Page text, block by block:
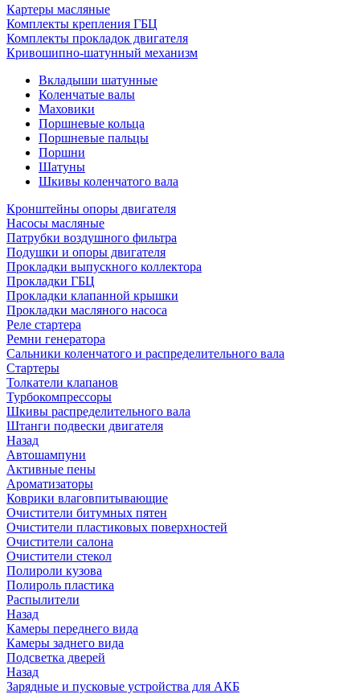
Картеры масляные
Комплекты крепления ГБЦ
Комплекты прокладок двигателя
Кривошипно-шатунный механизм
Вкладыши шатунные
Коленчатые валы
Маховики
Поршневые кольца
Поршневые пальцы
Поршни
Шатуны
Шкивы коленчатого вала
Кронштейны опоры двигателя
Насосы масляные
Патрубки воздушного фильтра
Подушки и опоры двигателя
Прокладки выпускного коллектора
Прокладки ГБЦ
Прокладки клапанной крышки
Прокладки масляного насоса
Реле стартера
Ремни генератора
Сальники коленчатого и распределительного вала
Стартеры
Толкатели клапанов
Турбокомпрессоры
Шкивы распределительного вала
Штанги подвески двигателя
Назад
Автошампуни
Активные пены
Ароматизаторы
Коврики влаговпитывающие
Очистители битумных пятен
Очистители пластиковых поверхностей
Очистители салона
Очистители стекол
Полироли кузова
Полироль пластика
Распылители
Назад
Камеры переднего вида
Камеры заднего вида
Подсветка дверей
Назад
Зарядные и пусковые устройства для АКБ